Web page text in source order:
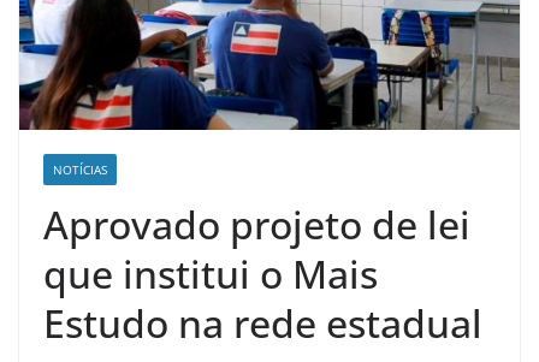
NOTÍCIAS
Aprovado projeto de lei
que institui o Mais
Estudo na rede estadual